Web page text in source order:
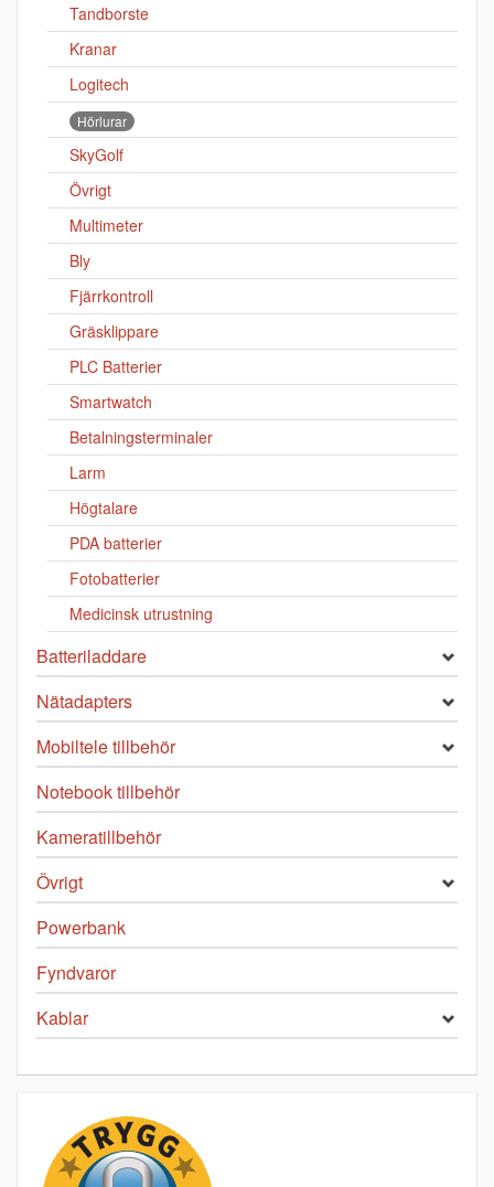
Tandborste
Kranar
Logitech
Hörlurar
SkyGolf
Övrigt
Multimeter
Bly
Fjärrkontroll
Gräsklippare
PLC Batterier
Smartwatch
Betalningsterminaler
Larm
Högtalare
PDA batterier
Fotobatterier
Medicinsk utrustning
Batteriladdare
Nätadapters
Mobiltele tillbehör
Notebook tillbehör
Kameratillbehör
Övrigt
Powerbank
Fyndvaror
Kablar